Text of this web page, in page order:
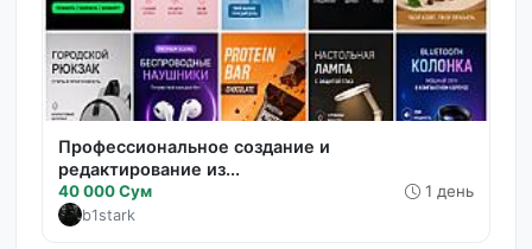
Профессиональное создание и
редактирование из...
40 000 Сум 1 день
b1stark